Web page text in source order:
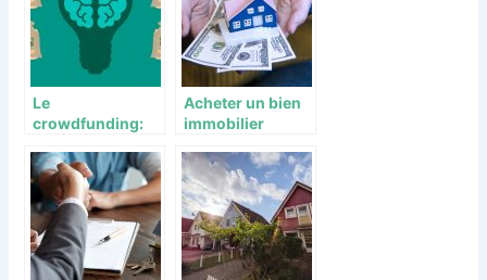
Le
crowdfunding:
investissement
immobilier
Acheter un bien
immobilier
possible ?